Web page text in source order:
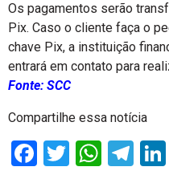
Os pagamentos serão
Pix. Caso o cliente faça o
chave Pix, a instituição
entrará em contato para
Fonte: SCC
Compartilhe essa notícia
Facebook
Twitter